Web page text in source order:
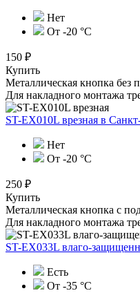
Нет
От -20 °С
150 ₽
Купить
Металлическая кнопка без
Для накладного монтажа
ST-EX010L врезная в
Нет
От -20 °С
250 ₽
Купить
Металлическая кнопка с
Для накладного монтажа
ST-EX033L влаго-
Есть
От -35 °С